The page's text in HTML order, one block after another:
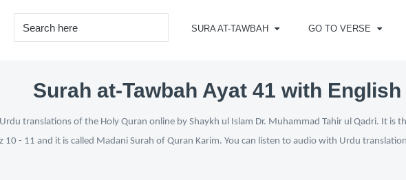
SURA AT-TAWBAH GO TO VERSE
Surah at-Tawbah Ayat 41 with
translations of the Holy Quran online by Shaykh ul Islam Dr. Muhammad Tahir ul Qadri. It
10 - 11 and it is called Madani Surah of Quran Karim. You can listen to audio with Urdu